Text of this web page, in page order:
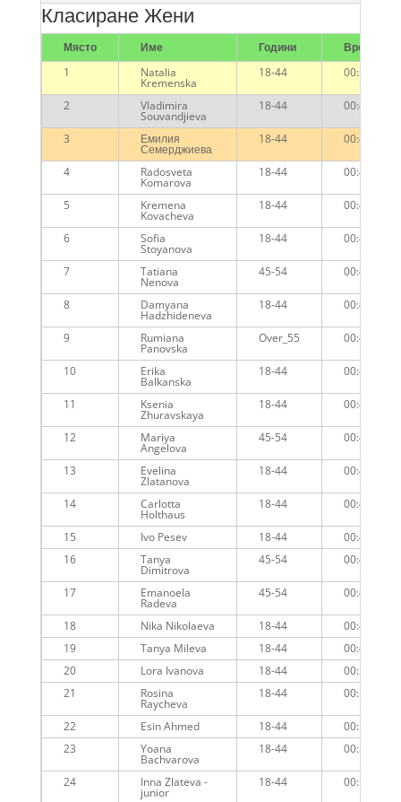
Класиране Жени
Място Име Години
Време
1
Natalia
Kremenska
18-44 00:39:51
2 Vladimira
Souvandjieva
18-44 00:41:20
3 Емилия
Семерджиева
18-44 00:43:29
4 Radosveta
Komarova
18-44 00:44:24
5 Kremena
Kovacheva
18-44 00:45:02
6 Sofia
Stoyanova
18-44 00:45:41
7 Tatiana
Nenova
45-54 00:45:45
8 Damyana
Hadzhideneva
18-44 00:46:46
9 Rumiana
Panovska
Over_55 00:47:19
10 Erika
Balkanska
18-44 00:47:21
11 Ksenia
Zhuravskaya
18-44 00:48:26
12 Mariya
Angelova
45-54 00:48:31
13 Evelina
Zlatanova
18-44 00:48:49
14 Carlotta
Holthaus
18-44 00:49:03
15 Ivo Pesev 18-44
00:49:34
16
Tanya
Dimitrova
45-54 00:49:05
17 Emanoela
Radeva
45-54 00:49:20
18 Nika Nikolaeva 18-44
00:49:38
19
Tanya Mileva 18-44
00:49:38
20
Lora Ivanova 18-44
00:50:28
21
Rosina
Raycheva
18-44 00:50:14
22 Esin Ahmed 18-44
00:51:09
23
Yoana
Bachvarova
18-44 00:51:51
24 Inna Zlateva -
junior
18-44 00:51:55